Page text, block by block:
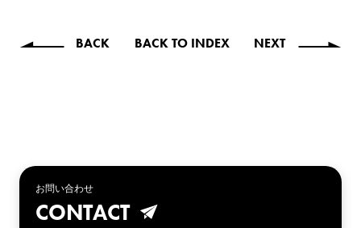
BACK BACK TO INDEX NEXT
お問い合わせ
CONTACT